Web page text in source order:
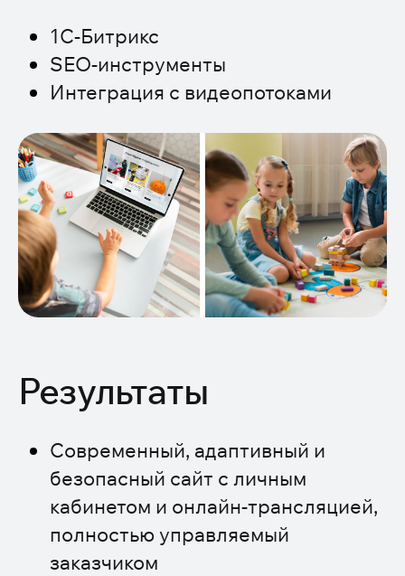
1С-Битрикс
SEO-инструменты
Интеграция с видеопотоками
Результаты
Современный, адаптивный и
безопасный сайт с личным
кабинетом и онлайн-трансляцией,
полностью управляемый
заказчиком